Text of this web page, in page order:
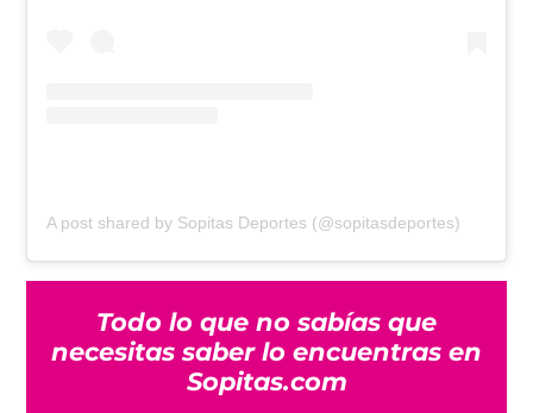
A post shared by Sopitas Deportes (@sopitasdeportes)
Todo lo que no sabías que
necesitas saber lo encuentras en
Sopitas.com